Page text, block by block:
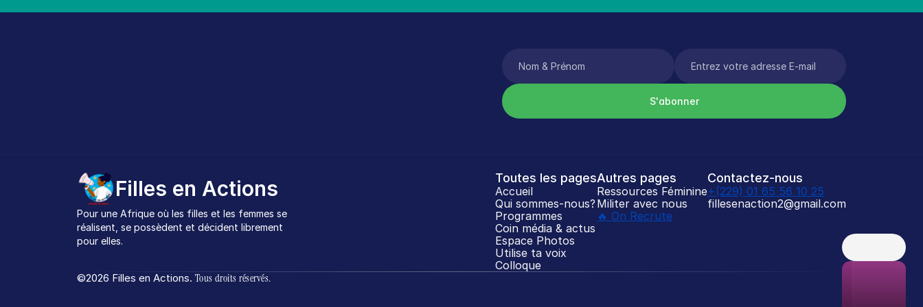
S'abonner
Filles en Actions
Pour une Afrique où les filles et les femmes se
réalisent, se possèdent et décident librement
pour elles.
Toutes les pages
Accueil
Qui sommes-nous?
Programmes
Coin média & actus
Espace Photos
Utilise ta voix
Colloque
Autres pages
Ressources Féminine
Militer avec nous
🔥 On Recrute
Contactez-nous
+(229) 01 65 56 10 25
fillesenaction2@gmail.com
©2026 Filles en Actions. Tous droits réservés.